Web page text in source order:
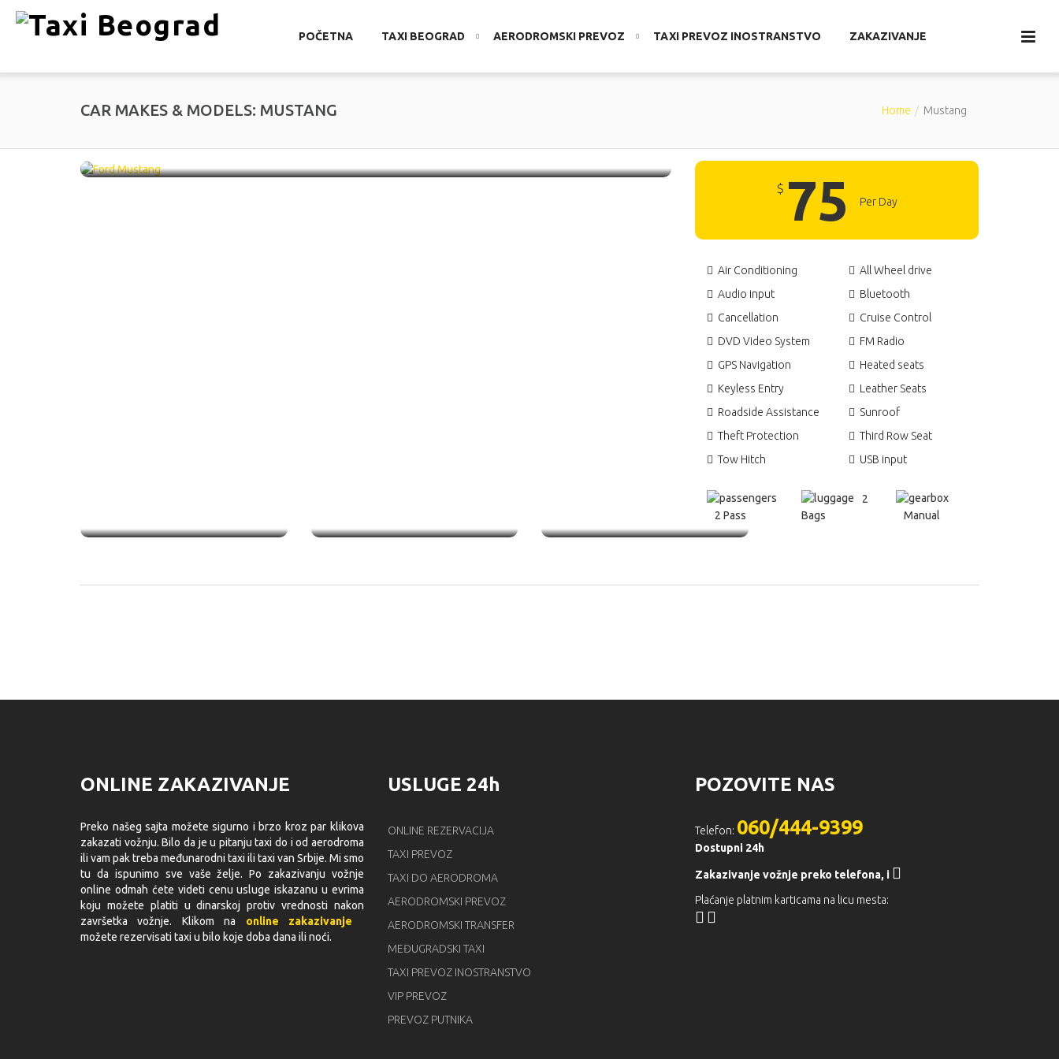
POČETNA TAXI BEOGRAD AERODROMSKI PREVOZ TAXI PREVOZ INOSTRANSTVO ZAKAZIVANJE
CAR MAKES & MODELS: MUSTANG Home Mustang
Ford Mustang /LUXURY
$ 75 Per Day
Air Conditioning
All Wheel drive
Audio input
Bluetooth
Cancellation
Cruise Control
DVD Video System
FM Radio
GPS Navigation
Heated seats
Keyless Entry
Leather Seats
Roadside Assistance
Sunroof
Theft Protection
Third Row Seat
Tow Hitch
USB input
2 Pass
2
Bags
Manual
ONLINE ZAKAZIVANJE
Preko našeg sajta možete sigurno i brzo kroz par klikova
zakazati vožnju. Bilo da je u pitanju taxi do i od aerodroma
ili vam pak treba međunarodni taxi ili taxi van Srbije. Mi smo
tu da ispunimo sve vaše želje. Po zakazivanju vožnje
online odmah ćete videti cenu usluge iskazanu u evrima
koju možete platiti u dinarskoj protiv vrednosti nakon
završetka vožnje. Klikom na online zakazivanje
možete rezervisati taxi u bilo koje doba dana ili noći.
USLUGE 24h
ONLINE REZERVACIJA
TAXI PREVOZ
TAXI DO AERODROMA
AERODROMSKI PREVOZ
AERODROMSKI TRANSFER
MEĐUGRADSKI TAXI
TAXI PREVOZ INOSTRANSTVO
VIP PREVOZ
PREVOZ PUTNIKA
POZOVITE NAS
Telefon: 060/444-9399
Dostupni 24h
Zakazivanje vožnje preko telefona, i
Plaćanje platnim karticama na licu mesta: